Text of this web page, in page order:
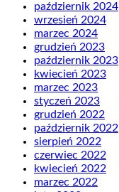
październik 2024
wrzesień 2024
marzec 2024
grudzień 2023
październik 2023
kwiecień 2023
marzec 2023
styczeń 2023
grudzień 2022
październik 2022
sierpień 2022
czerwiec 2022
kwiecień 2022
marzec 2022